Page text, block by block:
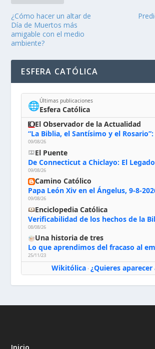
¿Cómo hacer un altar de
Día de Muertos más
amigable con el medio
ambiente?
ESFERA CATÓLICA
🌐Últimas publicaciones
Esfera Católica
El Observador de la Actualidad
09/08/26
El Puente
09/08/26
Camino Católico
09/08/26
Enciclopedia Católica
Verificabilidad de los hechos de la
08/08/26
Una historia de tres
Lo que aprendimos del fracaso al
25/11/23
Wikitólica· ¿Quieres aparecer
Inicio